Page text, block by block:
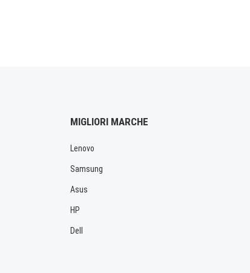
MIGLIORI MARCHE
Lenovo
Samsung
Asus
HP
Dell